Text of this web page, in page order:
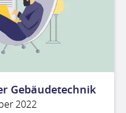
Gebäudetechnik
2022